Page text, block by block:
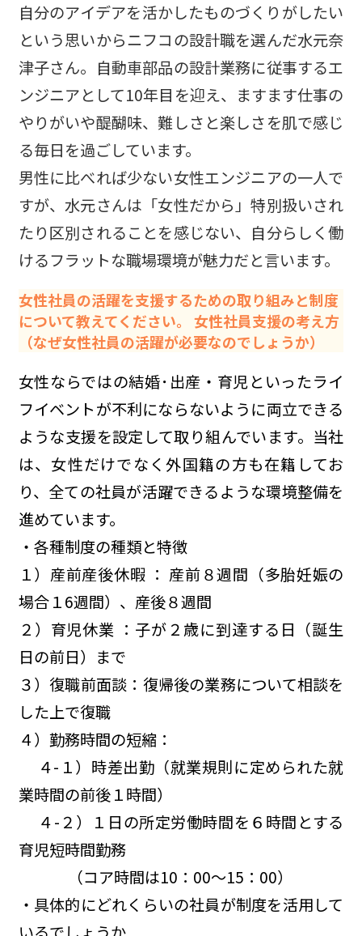
自分のアイデアを活かしたものづくりがしたい
という思いからニフコの設計職を選んだ水元奈
津子さん。自動車部品の設計業務に従事するエ
ンジニアとして10年目を迎え、ますます仕事の
やりがいや醍醐味、難しさと楽しさを肌で感じ
る毎日を過ごしています。
男性に比べれば少ない女性エンジニアの一人で
すが、水元さんは「女性だから」特別扱いされ
たり区別されることを感じない、自分らしく働
けるフラットな職場環境が魅力だと言います。
女性社員の活躍を支援するための取り組みと制度
について教えてください。 女性社員支援の考え方
（なぜ女性社員の活躍が必要なのでしょうか）
女性ならではの結婚･出産・育児といったライ
フイベントが不利にならないように両立できる
ような支援を設定して取り組んでいます。当社
は、女性だけでなく外国籍の方も在籍してお
り、全ての社員が活躍できるような環境整備を
進めています。
・各種制度の種類と特徴
１）産前産後休暇 ： 産前８週間（多胎妊娠の
場合１6週間）、産後８週間
２）育児休業 ：子が２歳に到達する日（誕生
日の前日）まで
３）復職前面談：復帰後の業務について相談を
した上で復職
４）勤務時間の短縮：
４-１）時差出勤（就業規則に定められた就
業時間の前後１時間）
４-２）１日の所定労働時間を６時間とする
育児短時間勤務
（コア時間は10：00～15：00）
・具体的にどれくらいの社員が制度を活用して